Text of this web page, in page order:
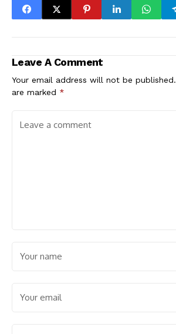
Leave A Comment
Your email address will not be published.
are marked *